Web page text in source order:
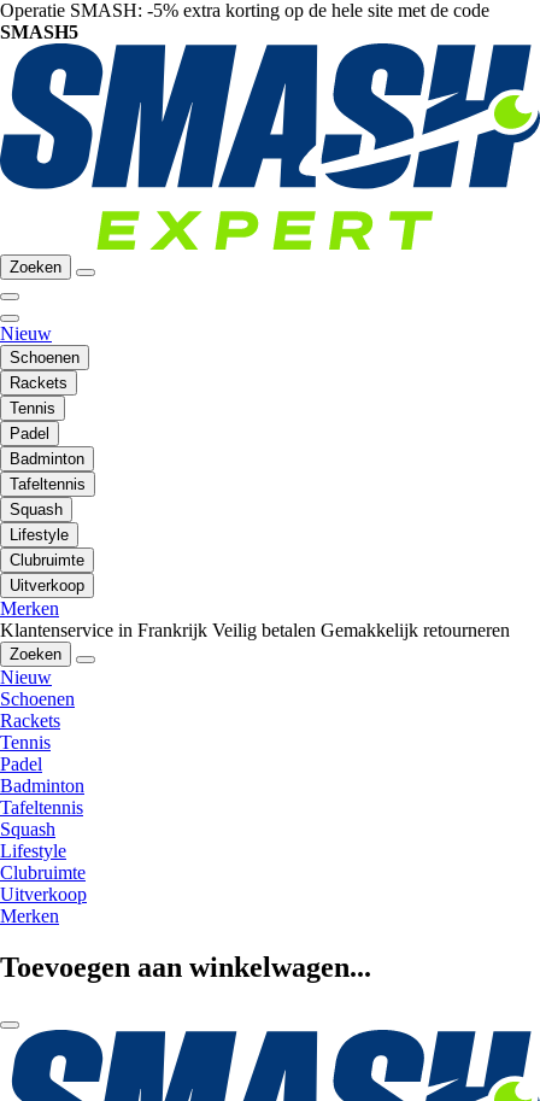
Operatie SMASH: -5% extra korting op de hele site met de code
SMASH5
Zoeken
Nieuw
Schoenen
Rackets
Tennis
Padel
Badminton
Tafeltennis
Squash
Lifestyle
Clubruimte
Uitverkoop
Merken
Klantenservice in Frankrijk Veilig betalen Gemakkelijk retourneren
Zoeken
Nieuw
Schoenen
Rackets
Tennis
Padel
Badminton
Tafeltennis
Squash
Lifestyle
Clubruimte
Uitverkoop
Merken
Toevoegen aan winkelwagen...